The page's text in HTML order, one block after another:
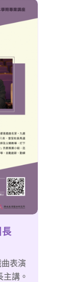
表演
講。